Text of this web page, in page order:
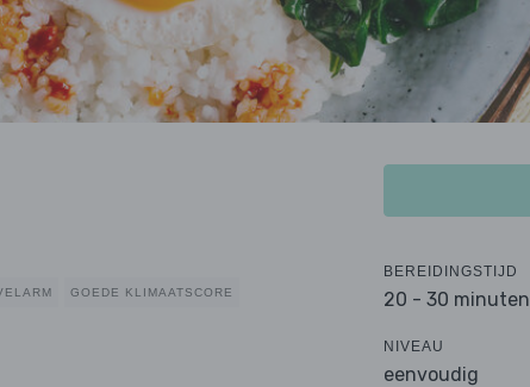
GOEDE KLIMAATSCORE
BEREIDINGSTIJD
20 - 30 minuten
NIVEAU
eenvoudig